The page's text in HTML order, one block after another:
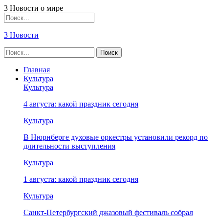
3 Новости о мире
3 Новости
Главная
Культура
Культура
4 августа: какой праздник сегодня
Культура
В Нюрнберге духовые оркестры установили рекорд по
длительности выступления
Культура
1 августа: какой праздник сегодня
Культура
Санкт-Петербургский джазовый фестиваль собрал